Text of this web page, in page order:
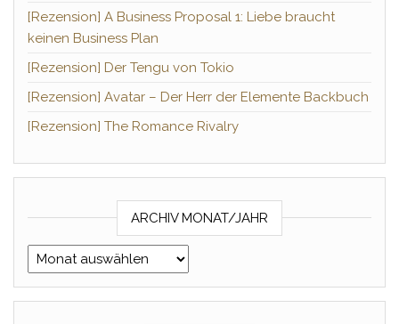
[Rezension] A Business Proposal 1: Liebe braucht
keinen Business Plan
[Rezension] Der Tengu von Tokio
[Rezension] Avatar – Der Herr der Elemente Backbuch
[Rezension] The Romance Rivalry
ARCHIV MONAT/JAHR
Archiv Monat/Jahr